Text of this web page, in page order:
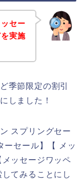
セー
実施
季節限定の割引
しました！
スプリングセー
ーセール】【 メッ
ッセージワッペ
てみることにし